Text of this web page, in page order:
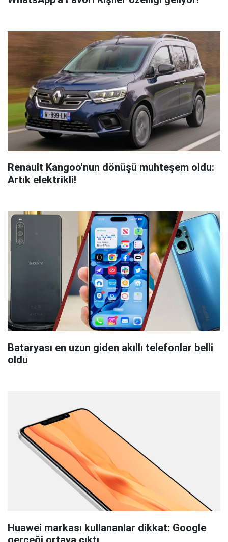
Renault Kangoo'nun dönüşü muhteşem oldu:
Artık elektrikli!
Bataryası en uzun giden akıllı telefonlar belli
oldu
Huawei markası kullananlar dikkat: Google